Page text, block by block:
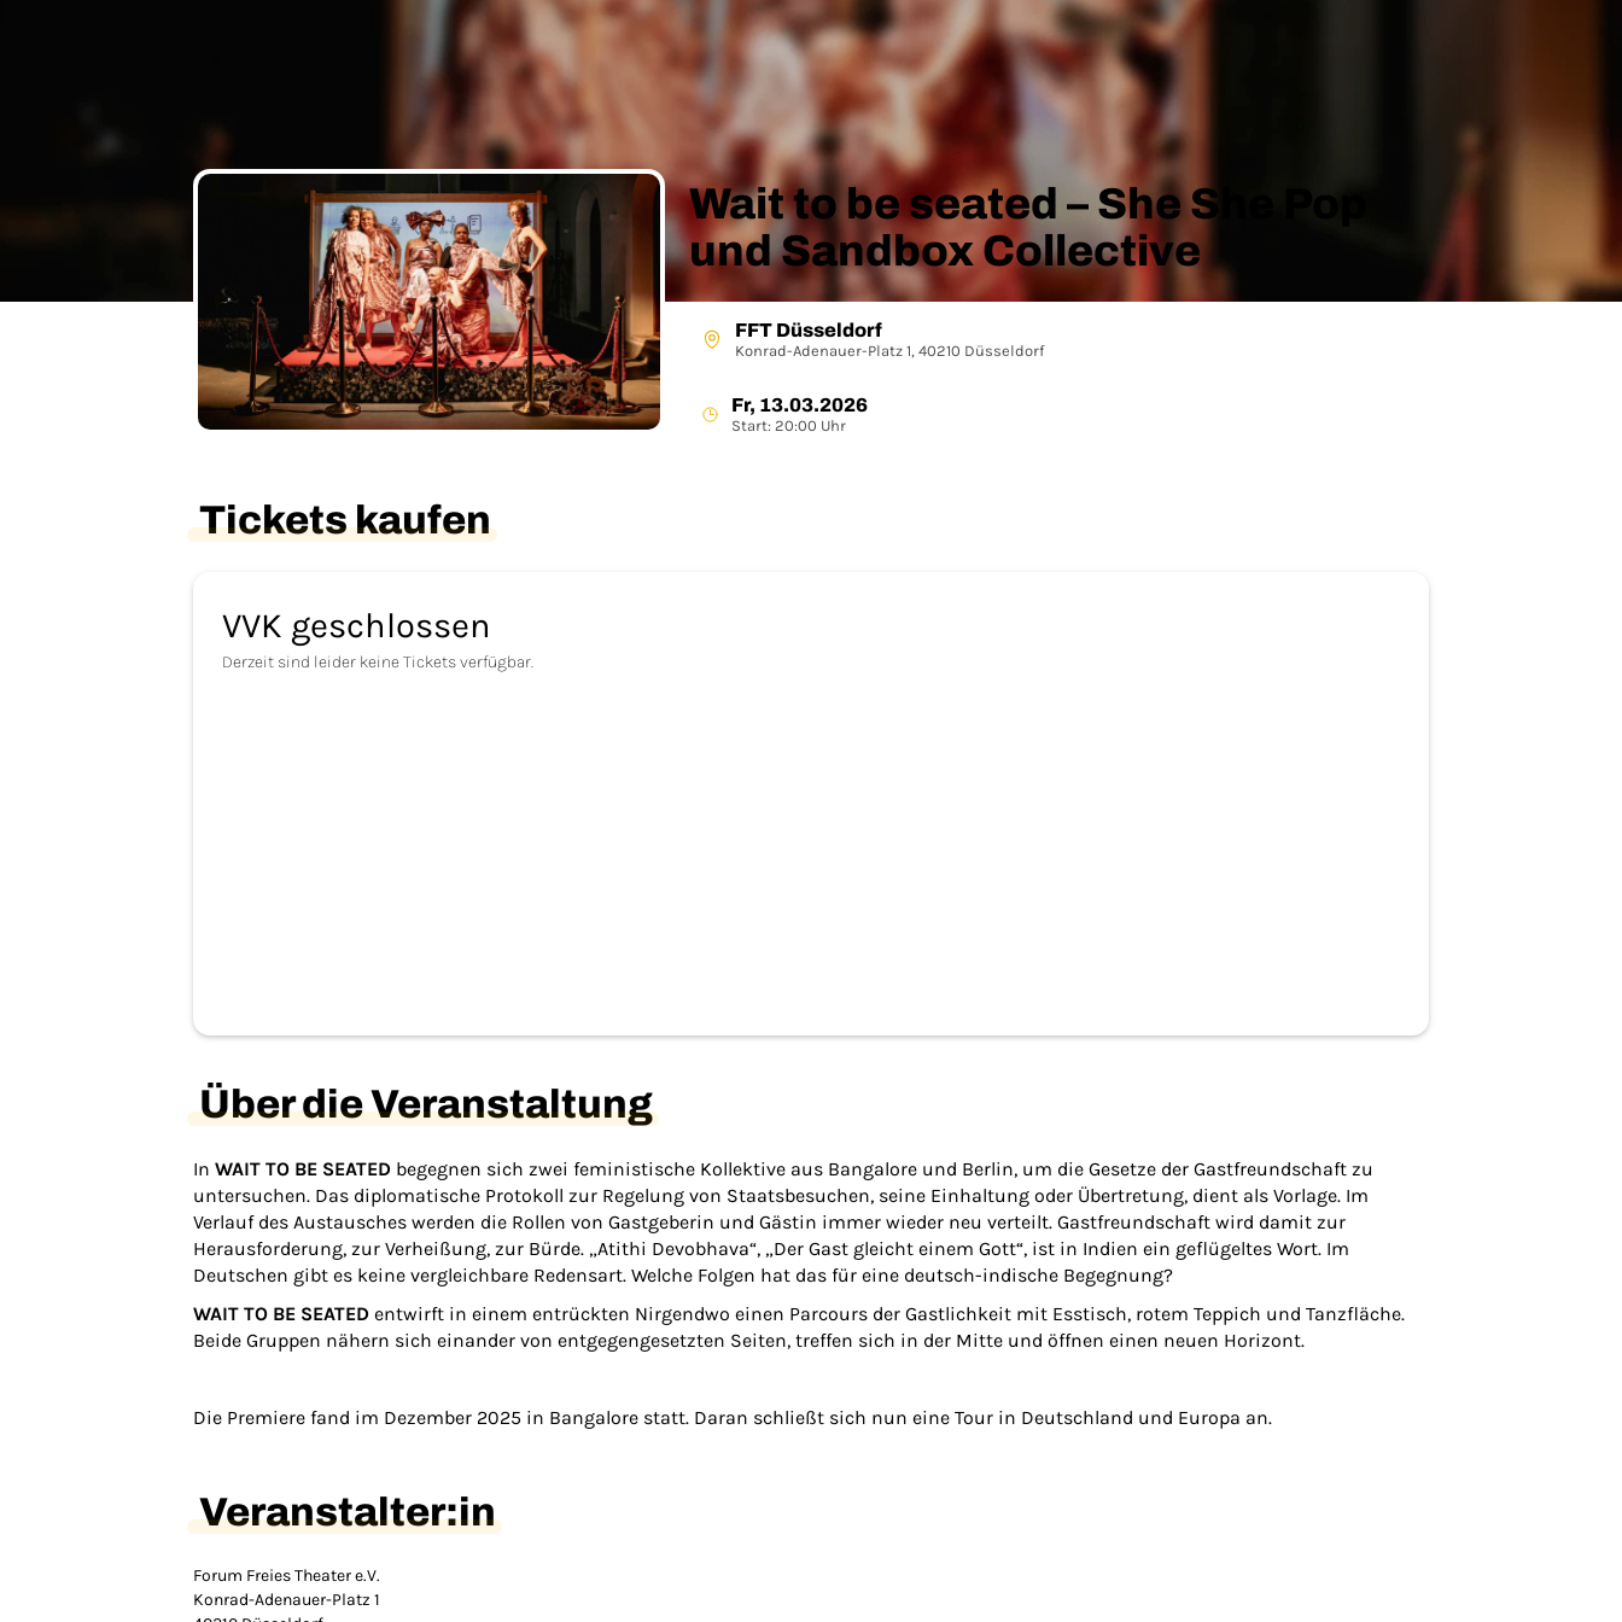
Wait to be seated – She She Pop
und Sandbox Collective
FFT Düsseldorf
Konrad-Adenauer-Platz 1, 40210 Düsseldorf
Fr, 13.03.2026
Start: 20:00 Uhr
Tickets kaufen
VVK geschlossen
Derzeit sind leider keine Tickets verfügbar.
Über die Veranstaltung
In WAIT TO BE SEATED begegnen sich zwei feministische Kollektive aus Bangalore und Berlin, um die Gesetze der Gastfreundschaft zu
untersuchen. Das diplomatische Protokoll zur Regelung von Staatsbesuchen, seine Einhaltung oder Übertretung, dient als Vorlage. Im
Verlauf des Austausches werden die Rollen von Gastgeberin und Gästin immer wieder neu verteilt. Gastfreundschaft wird damit zur
Herausforderung, zur Verheißung, zur Bürde. „Atithi Devobhava“, „Der Gast gleicht einem Gott“, ist in Indien ein geflügeltes Wort. Im
Deutschen gibt es keine vergleichbare Redensart. Welche Folgen hat das für eine deutsch-indische Begegnung?
WAIT TO BE SEATED entwirft in einem entrückten Nirgendwo einen Parcours der Gastlichkeit mit Esstisch, rotem Teppich und Tanzfläche.
Beide Gruppen nähern sich einander von entgegengesetzten Seiten, treffen sich in der Mitte und öffnen einen neuen Horizont.
Die Premiere fand im Dezember 2025 in Bangalore statt. Daran schließt sich nun eine Tour in Deutschland und Europa an.
Veranstalter:in
Forum Freies Theater e.V.
Konrad-Adenauer-Platz 1